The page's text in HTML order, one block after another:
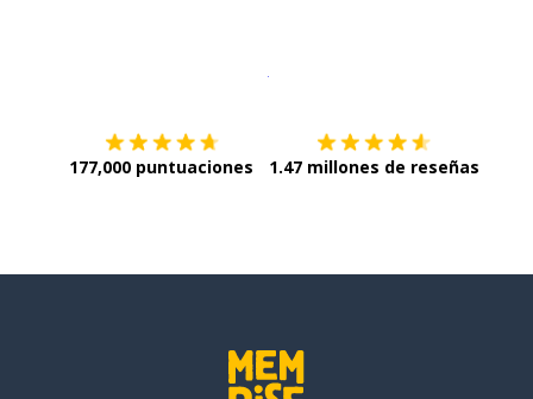
177,000 puntuaciones 1.47 millones de reseñas